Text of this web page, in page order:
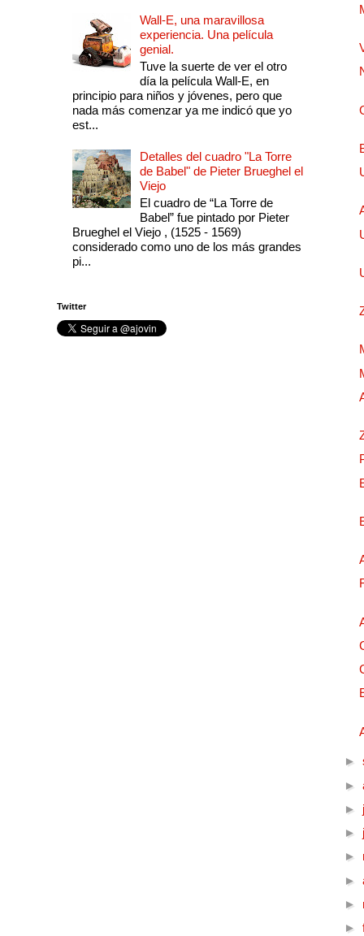
Wall-E, una maravillosa
experiencia. Una película
genial.
Tuve la suerte de ver el otro
día la película Wall-E, en
principio para niños y jóvenes, pero que
nada más comenzar ya me indicó que yo
est...
Detalles del cuadro "La Torre
de Babel" de Pieter Brueghel el
Viejo
El cuadro de “La Torre de
Babel” fue pintado por Pieter
Brueghel el Viejo , (1525 - 1569)
considerado como uno de los más grandes
pi...
Twitter
►
►
►
►
►
►
►
►